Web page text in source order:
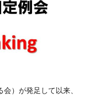
）が発足して以来、